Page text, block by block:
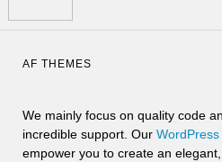
AF THEMES
We mainly focus on quality code
incredible support. Our
empower you to create an